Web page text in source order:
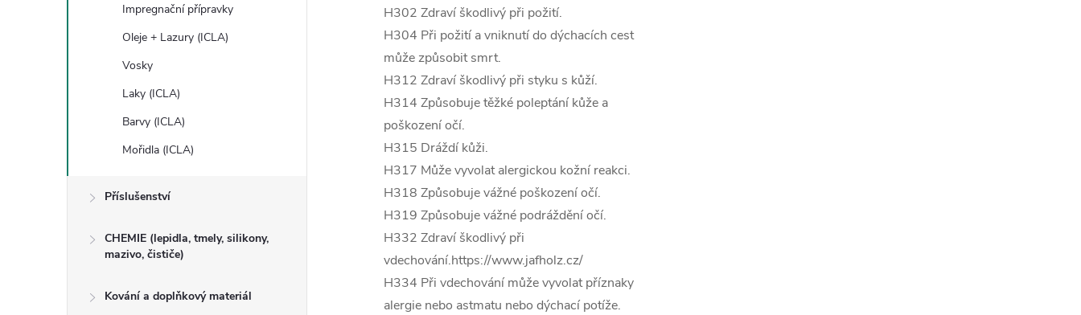
Impregnační přípravky
Oleje + Lazury (ICLA)
Vosky
Laky (ICLA)
Barvy (ICLA)
Mořidla (ICLA)
Příslušenství
CHEMIE (lepidla, tmely, silikony,
mazivo, čističe)
Kování a doplňkový materiál
H302 Zdraví škodlivý při požití.
H304 Při požití a vniknutí do dýchacích cest
může způsobit smrt.
H312 Zdraví škodlivý při styku s kůží.
H314 Způsobuje těžké poleptání kůže a
poškození očí.
H315 Dráždí kůži.
H317 Může vyvolat alergickou kožní reakci.
H318 Způsobuje vážné poškození očí.
H319 Způsobuje vážné podráždění očí.
H332 Zdraví škodlivý při
vdechování.https://www.jafholz.cz/
H334 Při vdechování může vyvolat příznaky
alergie nebo astmatu nebo dýchací potíže.